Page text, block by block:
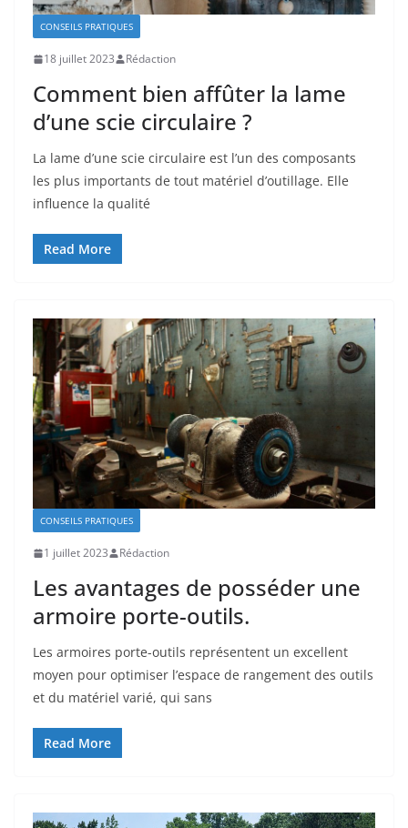
CONSEILS PRATIQUES
18 juillet 2023 Rédaction
Comment bien affûter la lame
d’une scie circulaire ?
La lame d’une scie circulaire est l’un des composants
les plus importants de tout matériel d’outillage. Elle
influence la qualité
Read More
CONSEILS PRATIQUES
1 juillet 2023 Rédaction
Les avantages de posséder une
armoire porte-outils.
Les armoires porte-outils représentent un excellent
moyen pour optimiser l’espace de rangement des outils
et du matériel varié, qui sans
Read More